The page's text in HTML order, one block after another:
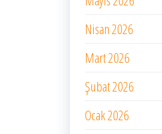
Nisan 2026
Mart 2026
Şubat 2026
Ocak 2026